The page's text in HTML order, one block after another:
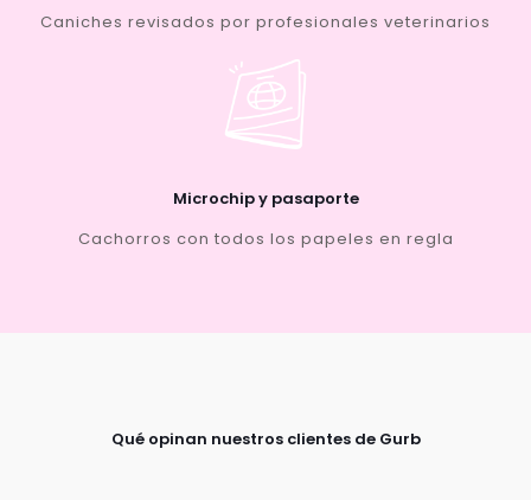
Caniches revisados por profesionales veterinarios
Microchip y pasaporte
Cachorros con todos los papeles en regla
Qué opinan nuestros clientes de Gurb